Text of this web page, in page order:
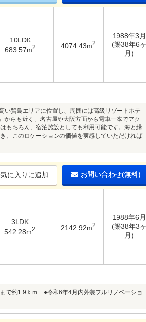
10LDK
683.57m2 4074.43m2
1988年3月
(築38年6ヶ
月)
い賢島エリアに位置し、周囲には高級リゾートホテ
からも近く、名古屋や大阪方面から電車一本でアク
もちろん、宿泊施設としても利用可能です。海と緑
、このロケーションの価値を実感していただければ
に入りに追加 お問い合わせ(無料)
3LDK
542.28m2 2142.92m2
1988年6月
(築38年3ヶ
月)
約1.9ｋｍ ●令和6年4月内外装フルリノベーショ